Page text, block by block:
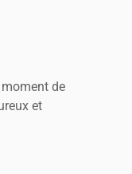
de
et